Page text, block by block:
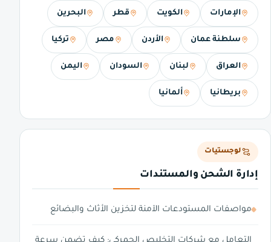
الإمارات الكويت قطر البحرين
سلطنة عمان الأردن مصر تركيا
العراق لبنان السودان اليمن
بريطانيا ألمانيا
لوجستيات
إدارة الشحن والمستندات
مواصفات المستودعات الآمنة لتخزين الأثاث والبضائع